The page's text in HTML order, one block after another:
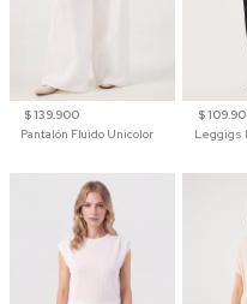
$ 139.900
Pantalón Fluido Unicolor
$